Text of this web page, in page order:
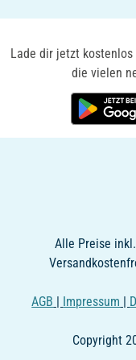
Lade dir jetzt kostenlos
die vielen
Alle Preise
AGB | Impressum |
Copyright